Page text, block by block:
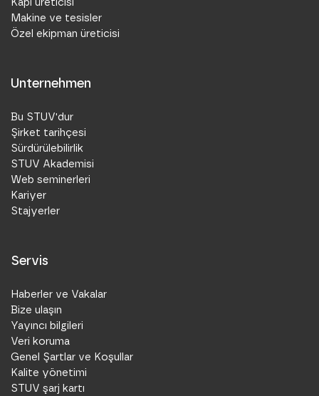
Makine ve tesisler
Özel ekipman üreticisi
Unternehmen
Bu STUV'dur
Şirket tarihçesi
Sürdürülebilirlik
STUV Akademisi
Web seminerleri
Kariyer
Stajyerler
Servis
Haberler ve Vakalar
Bize ulaşın
Yayıncı bilgileri
Veri koruma
Genel Şartlar ve Koşullar
Kalite yönetimi
STUV şarj kartı